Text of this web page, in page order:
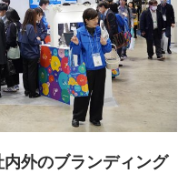
外のブランディング